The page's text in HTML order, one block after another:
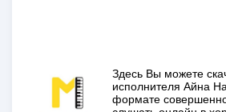
Здесь Вы можете
исполнителя Айна
формате